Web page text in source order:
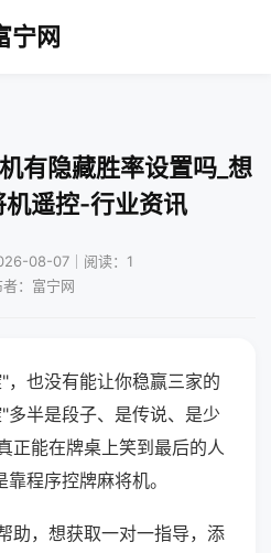
宁网
有隐藏胜率设置吗_想
机遥控-行业资讯
08-07｜阅读：1
者：富宁网
也没有能让你稳赢三家的
半是段子、是传说、是少
正能在牌桌上笑到最后的人
程序控牌麻将机。
助，想获取一对一指导，添